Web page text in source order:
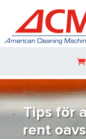
Tips för
rent